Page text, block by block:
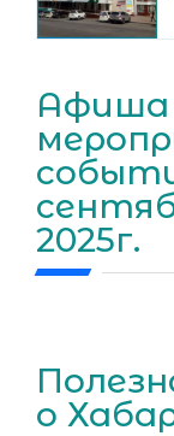
Афиша
2025г.
о